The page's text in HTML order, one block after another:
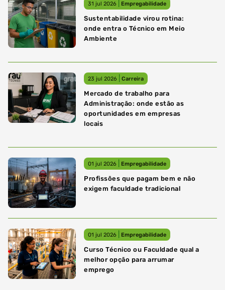
31 jul 2026 Empregabilidade
Sustentabilidade virou rotina:
onde entra o Técnico em Meio
Ambiente
23 jul 2026 Carreira
Mercado de trabalho para
Administração: onde estão as
oportunidades em empresas
locais
01 jul 2026 Empregabilidade
Profissões que pagam bem e não
exigem faculdade tradicional
01 jul 2026 Empregabilidade
Curso Técnico ou Faculdade qual a
melhor opção para arrumar
emprego